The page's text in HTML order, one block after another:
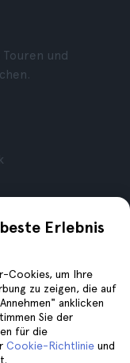
Erlebnis
Cookies, um Ihre
zu zeigen, die auf
anklicken
Sie der
für die
Cookie-Richtlinie und
und
auf